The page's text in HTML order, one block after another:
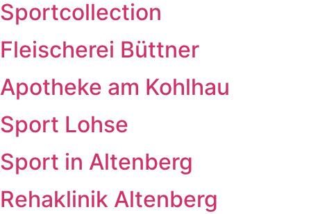
Sportcollection
Fleischerei Büttner
Apotheke am Kohlhau
Sport Lohse
Sport in Altenberg
Rehaklinik Altenberg